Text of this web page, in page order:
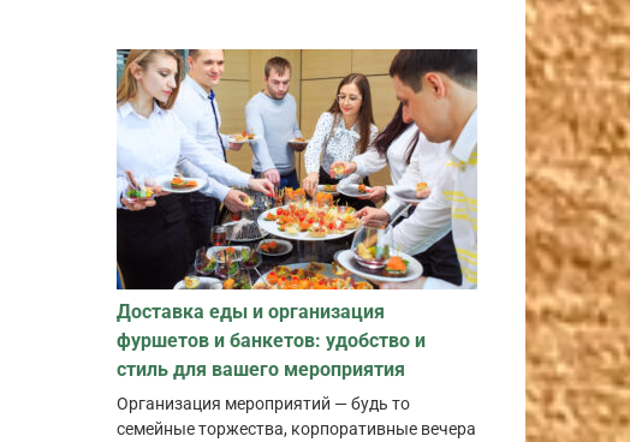
Доставка еды и организация
фуршетов и банкетов: удобство и
стиль для вашего мероприятия
Организация мероприятий — будь то
семейные торжества, корпоративные вечера